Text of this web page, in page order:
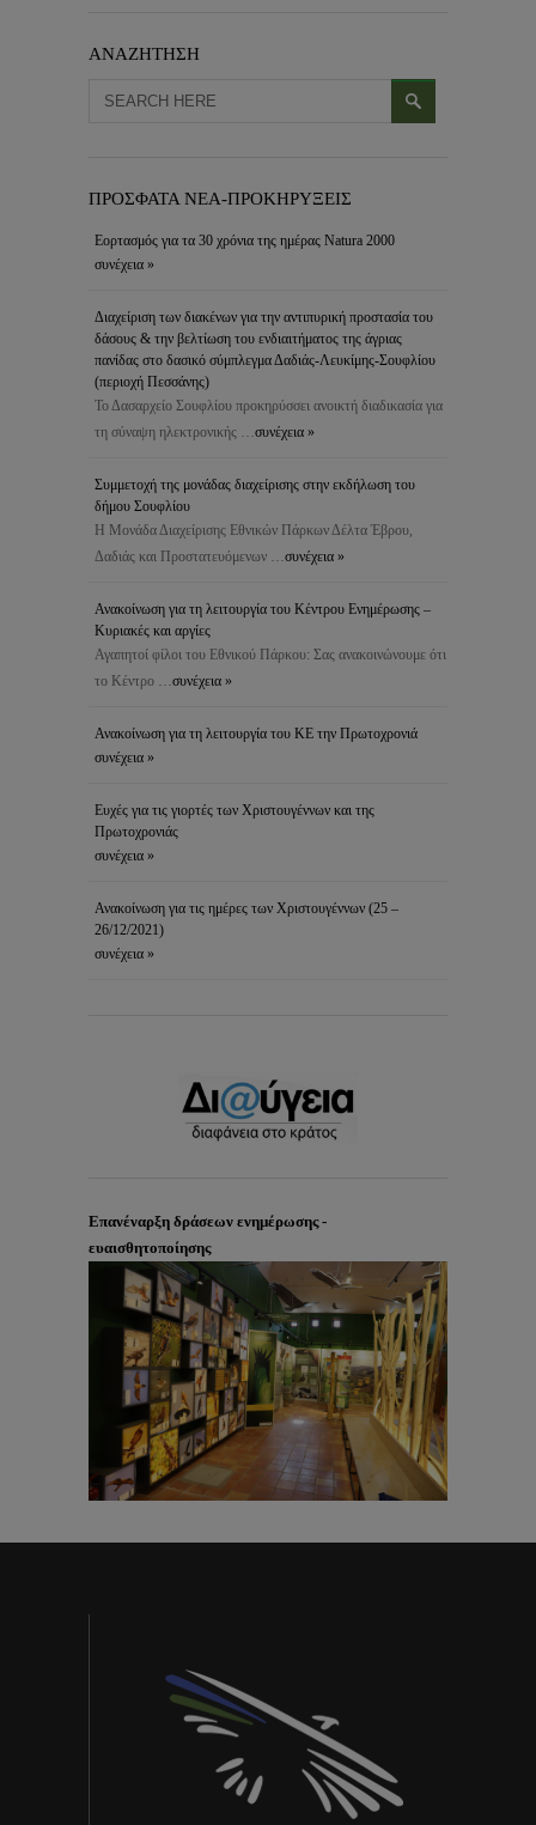
ΑΝΑΖΗΤΗΣΗ
ΠΡΟΣΦΑΤΑ ΝΕΑ-ΠΡΟΚΗΡΥΞΕΙΣ
Εορτασμός για τα 30 χρόνια της ημέρας Natura 2000
συνέχεια »
Διαχείριση των διακένων για την αντιπυρική προστασία του
δάσους & την βελτίωση του ενδιαιτήματος της άγριας
πανίδας στο δασικό σύμπλεγμα Δαδιάς-Λευκίμης-Σουφλίου
(περιοχή Πεσσάνης)
Το Δασαρχείο Σουφλίου προκηρύσσει ανοικτή διαδικασία για
τη σύναψη ηλεκτρονικής …συνέχεια »
Συμμετοχή της μονάδας διαχείρισης στην εκδήλωση του
δήμου Σουφλίου
Η Μονάδα Διαχείρισης Εθνικών Πάρκων Δέλτα Έβρου,
Δαδιάς και Προστατευόμενων …συνέχεια »
Ανακοίνωση για τη λειτουργία του Κέντρου Ενημέρωσης –
Κυριακές και αργίες
Αγαπητοί φίλοι του Εθνικού Πάρκου: Σας ανακοινώνουμε ότι
το Κέντρο …συνέχεια »
Ανακοίνωση για τη λειτουργία του ΚΕ την Πρωτοχρονιά
συνέχεια »
Ευχές για τις γιορτές των Χριστουγέννων και της
Πρωτοχρονιάς
συνέχεια »
Ανακοίνωση για τις ημέρες των Χριστουγέννων (25 –
26/12/2021)
συνέχεια »
Επανέναρξη δράσεων ενημέρωσης -
ευαισθητοποίησης